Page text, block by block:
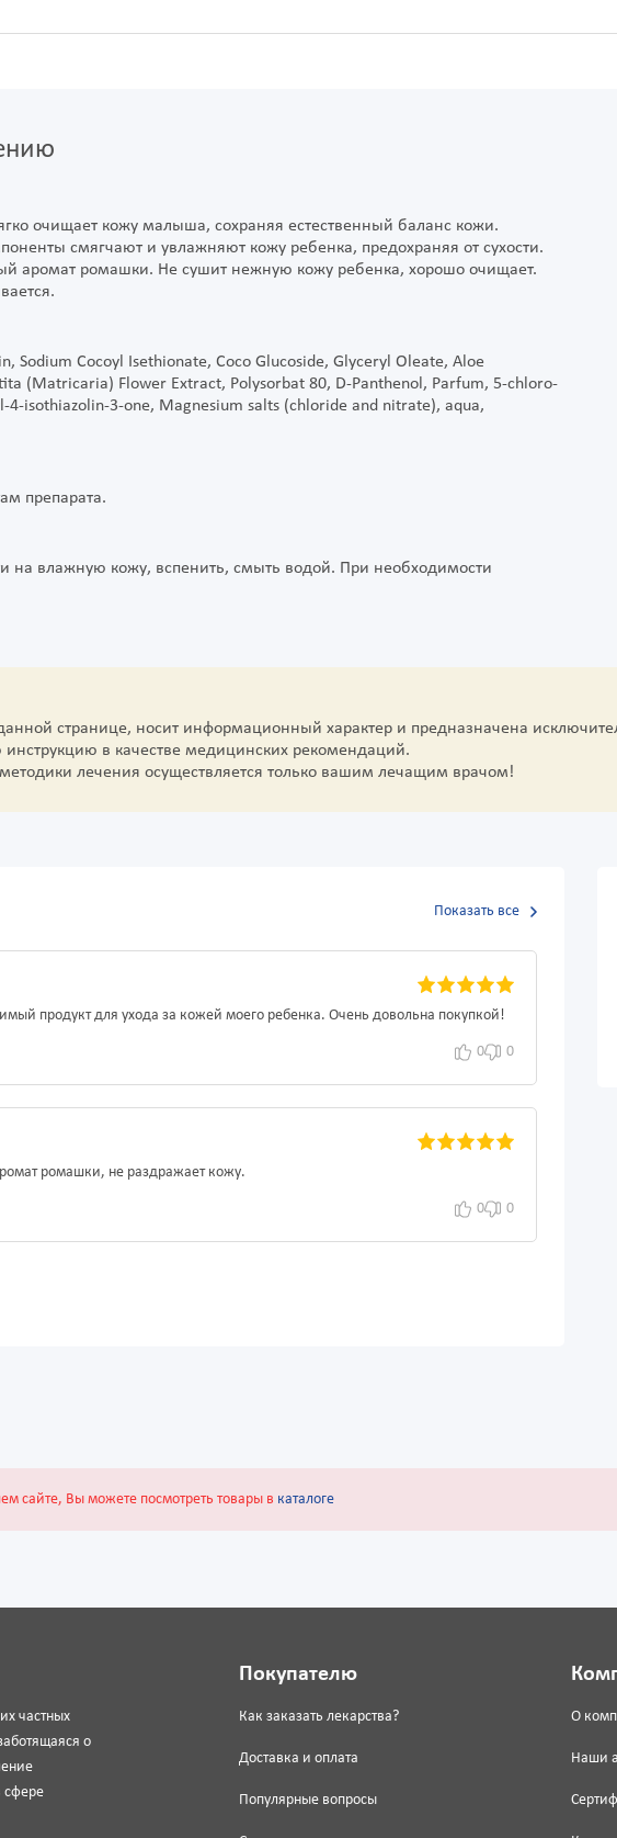
очищает кожу малыша, сохраняя естественный баланс кожи.
смягчают и увлажняют кожу ребенка, предохраняя от сухости.
аромат ромашки. Не сушит нежную кожу ребенка, хорошо очищает.
Sodium Cocoyl Isethionate, Coco Glucoside, Glyceryl Oleate, Aloe
(Matricaria) Flower Extract, Polysorbat 80, D-Panthenol, Parfum, 5-chloro-
isothiazolin-3-one, Magnesium salts (chloride and nitrate), aqua,
препарата.
на влажную кожу, вспенить, смыть водой. При необходимости
странице, носит информационный характер и предназначена
в качестве медицинских рекомендаций.
лечения осуществляется только вашим лечащим врачом!
Показать все
продукт для ухода за кожей моего ребенка. Очень довольна покупкой!
0 0
ромашки, не раздражает кожу.
0 0
сайте, Вы можете посмотреть товары в каталоге
частных
о
сфере
Покупателю
Как заказать лекарства?
Доставка и оплата
Популярные вопросы
О
Наши